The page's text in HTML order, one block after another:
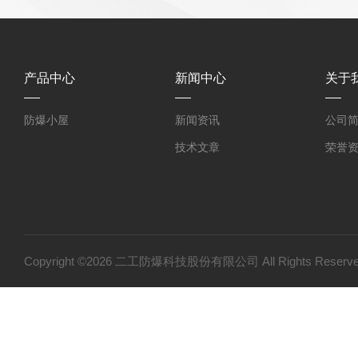
产品中心
防爆小屋
新闻中心
新闻资讯
技术文章
关于
公司
荣誉
Copyright ©2026 二工防爆科技股份有限公司 All Rights